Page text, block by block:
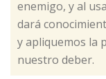
enemigo, y al
dará
y apliquemos la
nuestro deber.